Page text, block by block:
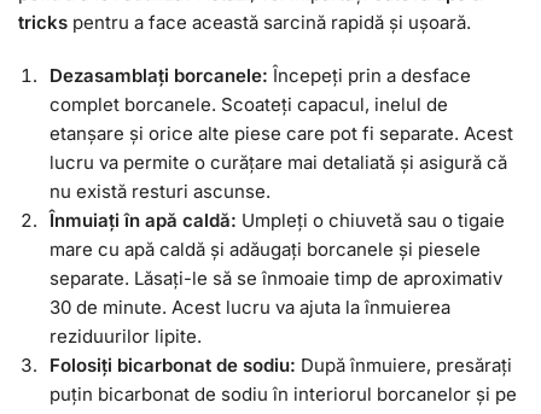
tricks pentru a face această sarcină rapidă și ușoară.
Dezasamblați borcanele: Începeți prin a desface
complet borcanele. Scoateți capacul, inelul de
etanșare și orice alte piese care pot fi separate. Acest
lucru va permite o curățare mai detaliată și asigură că
nu există resturi ascunse.
Înmuiați în apă caldă: Umpleți o chiuvetă sau o tigaie
mare cu apă caldă și adăugați borcanele și piesele
separate. Lăsați-le să se înmoaie timp de aproximativ
30 de minute. Acest lucru va ajuta la înmuierea
reziduurilor lipite.
Folosiți bicarbonat de sodiu: După înmuiere, presărați
puțin bicarbonat de sodiu în interiorul borcanelor și pe